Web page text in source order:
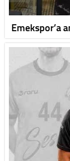
Emekspor’a